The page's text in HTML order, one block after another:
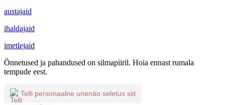
austajaid
ihaldajaid
imetlejaid
Õnnetused ja pahandused on silmapiiril. Hoia ennast rumala
tempude eest.
Telli personaalne unenäo seletus siit